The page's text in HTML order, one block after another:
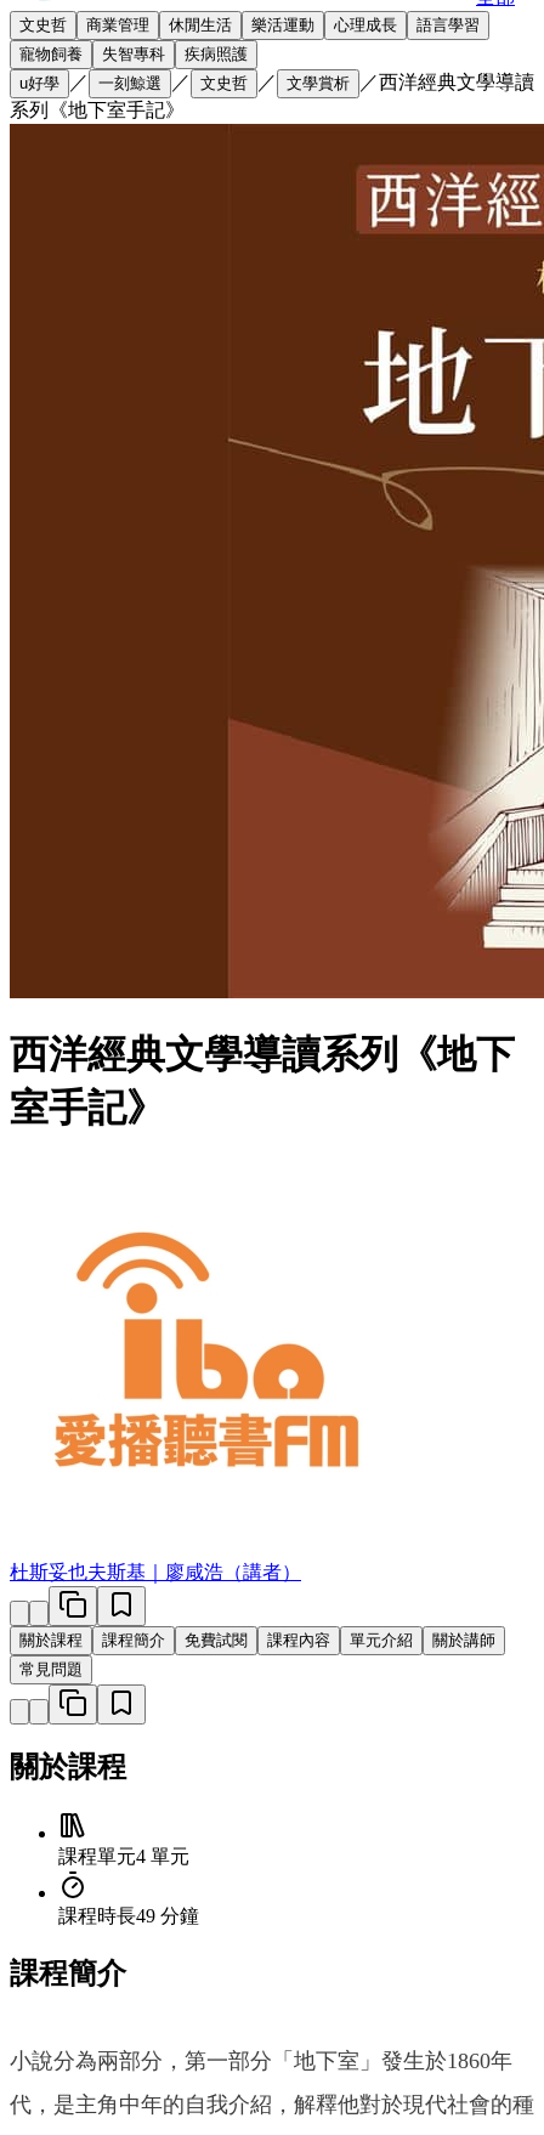
文史哲 商業管理 休閒生活 樂活運動 心理成長
語言學習
寵物飼養
失智專科
疾病照護
u好學
／ 一刻鯨選 ／ 文史哲 ／ 文學賞析 ／西洋經典文學導讀
系列《地下室手記》
西洋經典文學導讀系列《地下
室手記》
杜斯妥也夫斯基｜廖咸浩（講者）
關於課程 課程簡介 免費試閱 課程內容 單元介紹
關於講師
常見問題
關於課程
課程單元4 單元
課程時長49 分鐘
課程簡介
小說分為兩部分，第一部分「地下室」發生於1860年
代，是主角中年的自我介紹，解釋他對於現代社會的種